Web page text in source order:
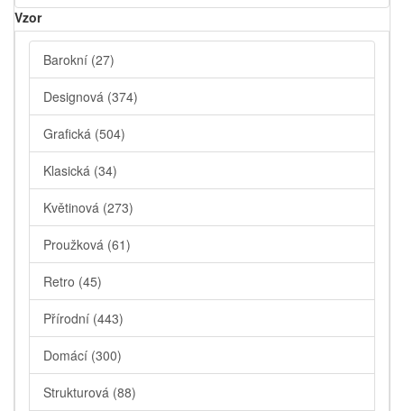
Vzor
Barokní (27)
Designová (374)
Grafická (504)
Klasická (34)
Květinová (273)
Proužková (61)
Retro (45)
Přírodní (443)
Domácí (300)
Strukturová (88)